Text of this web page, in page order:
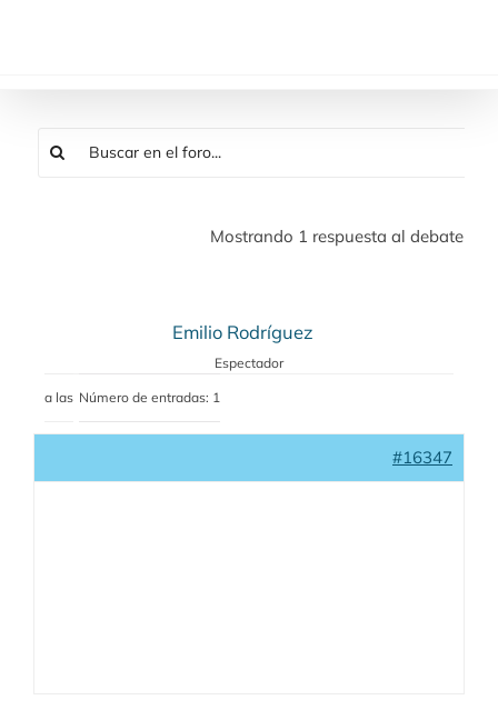
Mostrando 1 respuesta al debate
Emilio Rodríguez
Espectador
a las Número de entradas: 1
#16347